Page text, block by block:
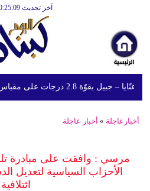
آخر تحديث GMT10:25:09
2.8 درجات على مقياس ريختر
أخبارعاجلة » أخبار عاجلة
مرسي : وافقت على مبادرة
الأحزاب السياسية لتعديل
ائتلافية